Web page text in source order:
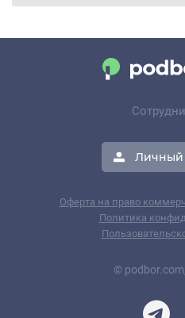
Личный
Оферта на право
Политика
©